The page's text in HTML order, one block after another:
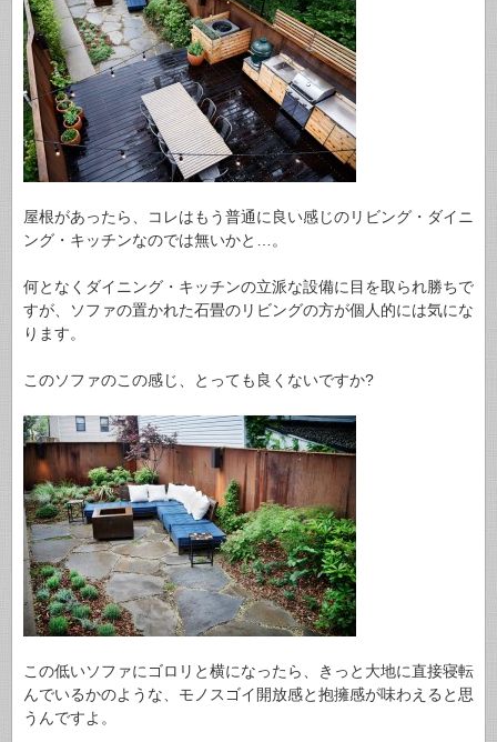
屋根があったら、コレはもう普通に良い感じのリビング・ダイニ
ング・キッチンなのでは無いかと…。
何となくダイニング・キッチンの立派な設備に目を取られ勝ちで
すが、ソファの置かれた石畳のリビングの方が個人的には気にな
ります。
このソファのこの感じ、とっても良くないですか?
この低いソファにゴロリと横になったら、きっと大地に直接寝転
んでいるかのような、モノスゴイ開放感と抱擁感が味わえると思
うんですよ。